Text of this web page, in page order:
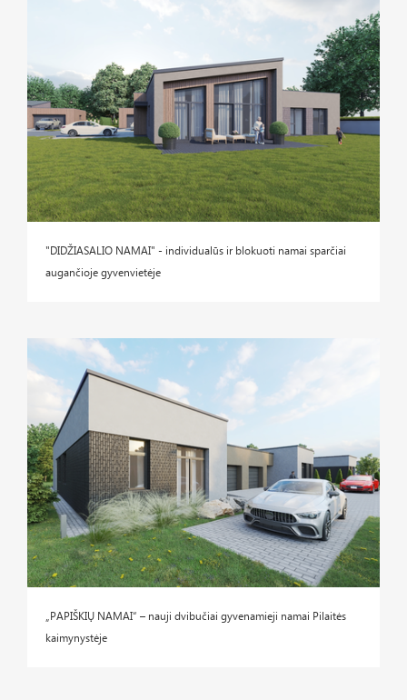
"DIDŽIASALIO NAMAI" - individualūs ir blokuoti namai sparčiai
augančioje gyvenvietėje
„PAPIŠKIŲ NAMAI“ – nauji dvibučiai gyvenamieji namai Pilaitės
kaimynystėje